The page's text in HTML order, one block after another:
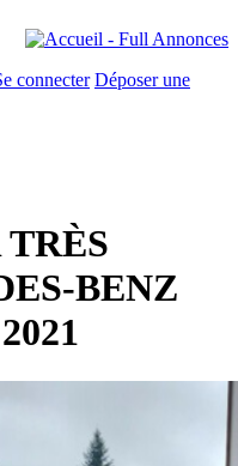
connecter Déposer une
BENZ